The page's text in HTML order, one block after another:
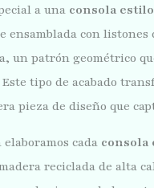
a una consola
ensamblada con listones
un patrón geométrico
tipo de acabado
pieza de diseño que
cada consola
reciclada de alta